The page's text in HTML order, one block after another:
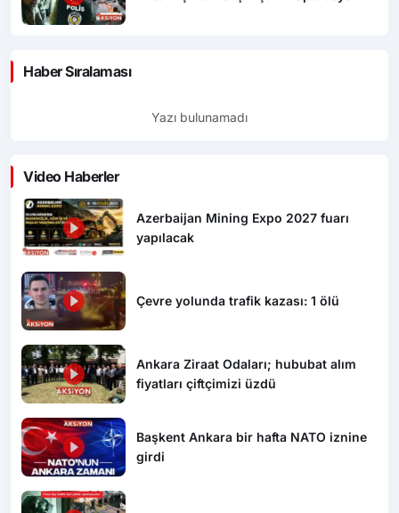
Haber Sıralaması
Yazı bulunamadı
Video Haberler
Azerbaijan Mining Expo 2027 fuarı
yapılacak
Çevre yolunda trafik kazası: 1 ölü
Ankara Ziraat Odaları; hububat alım
fiyatları çiftçimizi üzdü
Başkent Ankara bir hafta NATO iznine
girdi